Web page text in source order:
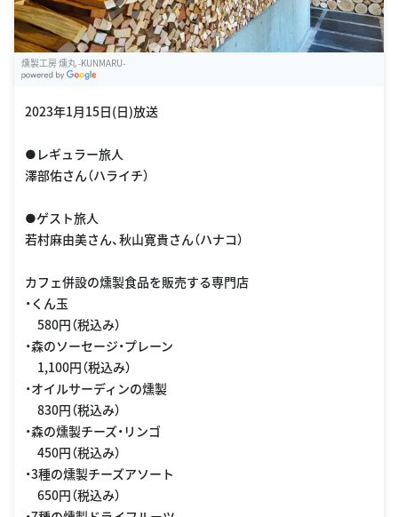
燻製工房 燻丸 -KUNMARU-
2023年1月15日(日)放送
●レギュラー旅人
澤部佑さん（ハライチ）
●ゲスト旅人
若村麻由美さん、秋山寛貴さん（ハナコ）
カフェ併設の燻製食品を販売する専門店
・くん玉
580円（税込み）
・森のソーセージ・プレーン
1,100円（税込み）
・オイルサーディンの燻製
830円（税込み）
・森の燻製チーズ・リンゴ
450円（税込み）
・3種の燻製チーズアソート
650円（税込み）